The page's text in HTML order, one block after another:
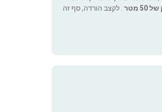
מטר
. לקצב הורדה, סף זה